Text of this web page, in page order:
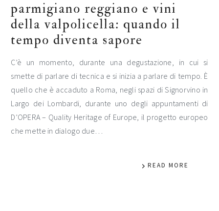
parmigiano reggiano e vini
della valpolicella: quando il
tempo diventa sapore
C’è un momento, durante una degustazione, in cui si
smette di parlare di tecnica e si inizia a parlare di tempo. È
quello che è accaduto a Roma, negli spazi di Signorvino in
Largo dei Lombardi, durante uno degli appuntamenti di
D’OPERA – Quality Heritage of Europe, il progetto europeo
che mette in dialogo due…
READ MORE